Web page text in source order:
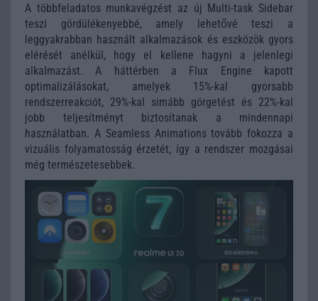
A többfeladatos munkavégzést az új Multi-task Sidebar
teszi gördülékenyebbé, amely lehetővé teszi a
leggyakrabban használt alkalmazások és eszközök gyors
elérését anélkül, hogy el kellene hagyni a jelenlegi
alkalmazást. A háttérben a Flux Engine kapott
optimalizálásokat, amelyek 15%-kal gyorsabb
rendszerreakciót, 29%-kal simább görgetést és 22%-kal
jobb teljesítményt biztosítanak a mindennapi
használatban. A Seamless Animations tovább fokozza a
vizuális folyamatosság érzetét, így a rendszer mozgásai
még természetesebbek.